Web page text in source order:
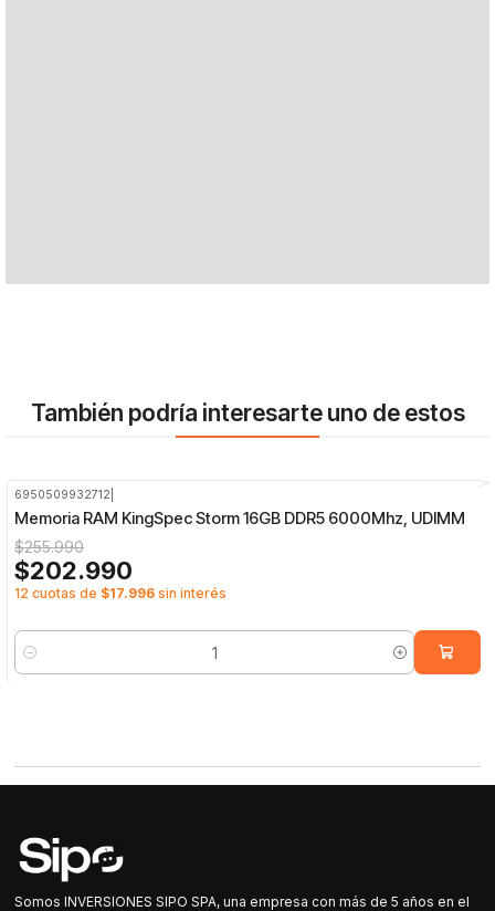
También podría interesarte uno de estos
6950509932712
Memoria RAM KingSpec Storm 16GB DDR5 6000Mhz, UDIMM
$255.990
$202.990
12 cuotas de $17.996 sin interés
Cantidad
Somos INVERSIONES SIPO SPA, una empresa con más de 5 años en el